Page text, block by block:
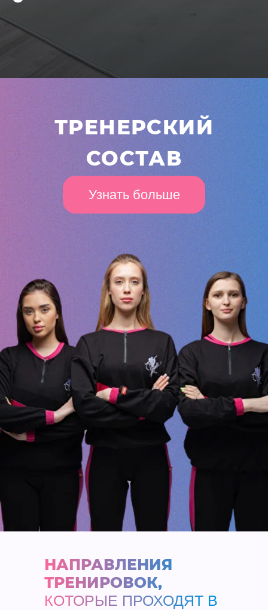
НАПРАВЛЕНИЯ
ТРЕНИРОВОК,
КОТОРЫЕ ПРОХОДЯТ В